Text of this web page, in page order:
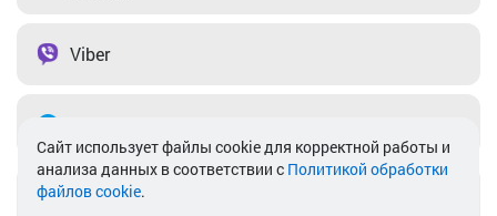
Viber
info@akkamulik.by
Cайт использует файлы cookie для корректной работы и
анализа данных в соответствии с Политикой обработки
файлов cookie.